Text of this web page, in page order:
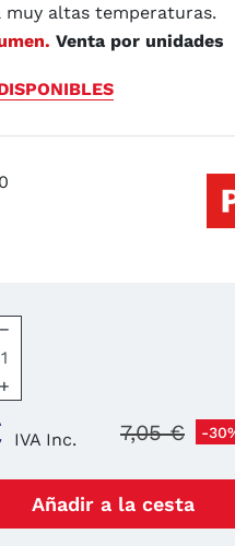
4.3 (6
muy altas temperaturas.
Venta por unidades
−
+
IVA Inc. 7,05 €
-
Añadir a la cesta